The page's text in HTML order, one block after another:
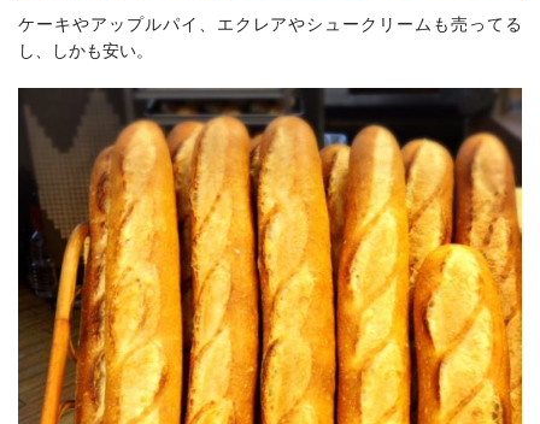
ケーキやアップルパイ、エクレアやシュークリームも売ってる
し、しかも安い。